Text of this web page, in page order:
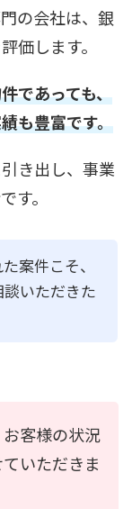
の会社は、銀
価します。
であっても、
も豊富です。
き出し、事業
す。
案件こそ、
いただきた
客様の状況
いただきま